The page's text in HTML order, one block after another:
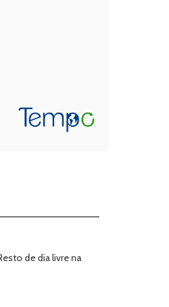
de dia livre na